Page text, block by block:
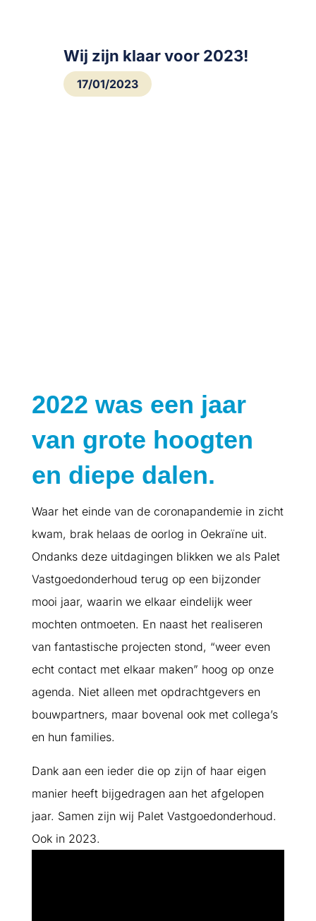
Wij zijn klaar voor 2023!
17/01/2023
2022 was een jaar
van grote hoogten
en diepe dalen.
Waar het einde van de coronapandemie in zicht
kwam, brak helaas de oorlog in Oekraïne uit.
Ondanks deze uitdagingen blikken we als Palet
Vastgoedonderhoud terug op een bijzonder
mooi jaar, waarin we elkaar eindelijk weer
mochten ontmoeten. En naast het realiseren
van fantastische projecten stond, “weer even
echt contact met elkaar maken” hoog op onze
agenda. Niet alleen met opdrachtgevers en
bouwpartners, maar bovenal ook met collega’s
en hun families.
Dank aan een ieder die op zijn of haar eigen
manier heeft bijgedragen aan het afgelopen
jaar. Samen zijn wij Palet Vastgoedonderhoud.
Ook in 2023.